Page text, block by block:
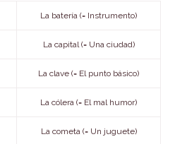
La batería (= Instrumento)
La capital (= Una ciudad)
La clave (= El punto básico)
La cólera (= El mal humor)
La cometa (= Un juguete)